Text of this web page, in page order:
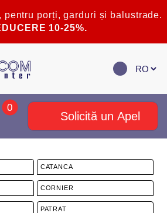
pentru porți, garduri și balustrade.
10-25%.
0
Solicită un Apel
CATANCA
CORNIER
PATRAT